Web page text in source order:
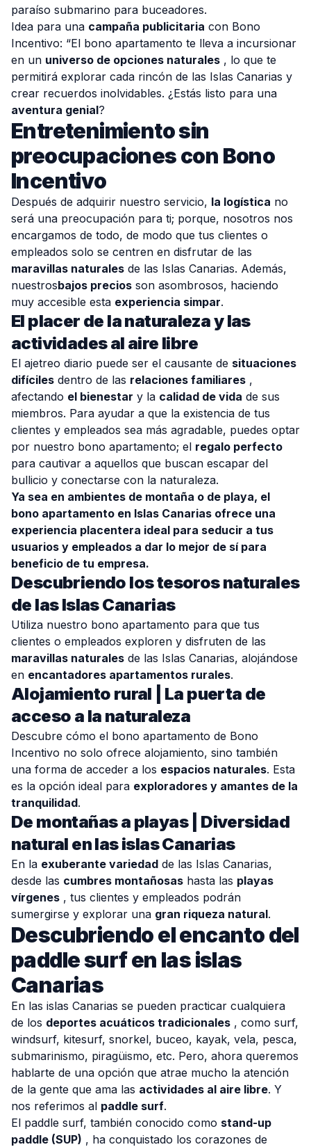
paraíso submarino para buceadores.
Idea para una campaña publicitaria con Bono
Incentivo: “El bono apartamento te lleva a incursionar
en un universo de opciones naturales , lo que te
permitirá explorar cada rincón de las Islas Canarias y
crear recuerdos inolvidables. ¿Estás listo para una
aventura genial?
Entretenimiento sin
preocupaciones con Bono
Incentivo
Después de adquirir nuestro servicio, la logística no
será una preocupación para ti; porque, nosotros nos
encargamos de todo, de modo que tus clientes o
empleados solo se centren en disfrutar de las
maravillas naturales de las Islas Canarias. Además,
nuestrosbajos precios son asombrosos, haciendo
muy accesible esta experiencia simpar.
El placer de la naturaleza y las
actividades al aire libre
El ajetreo diario puede ser el causante de situaciones
difíciles dentro de las relaciones familiares ,
afectando el bienestar y la calidad de vida de sus
miembros. Para ayudar a que la existencia de tus
clientes y empleados sea más agradable, puedes optar
por nuestro bono apartamento; el regalo perfecto
para cautivar a aquellos que buscan escapar del
bullicio y conectarse con la naturaleza.
Ya sea en ambientes de montaña o de playa, el
bono apartamento en Islas Canarias ofrece una
experiencia placentera ideal para seducir a tus
usuarios y empleados a dar lo mejor de sí para
beneficio de tu empresa.
Descubriendo los tesoros naturales
de las Islas Canarias
Utiliza nuestro bono apartamento para que tus
clientes o empleados exploren y disfruten de las
maravillas naturales de las Islas Canarias, alojándose
en encantadores apartamentos rurales.
Alojamiento rural | La puerta de
acceso a la naturaleza
Descubre cómo el bono apartamento de Bono
Incentivo no solo ofrece alojamiento, sino también
una forma de acceder a los espacios naturales. Esta
es la opción ideal para exploradores y amantes de la
tranquilidad.
De montañas a playas | Diversidad
natural en las islas Canarias
En la exuberante variedad de las Islas Canarias,
desde las cumbres montañosas hasta las playas
vírgenes , tus clientes y empleados podrán
sumergirse y explorar una gran riqueza natural.
Descubriendo el encanto del
paddle surf en las islas
Canarias
En las islas Canarias se pueden practicar cualquiera
de los deportes acuáticos tradicionales , como surf,
windsurf, kitesurf, snorkel, buceo, kayak, vela, pesca,
submarinismo, piragüismo, etc. Pero, ahora queremos
hablarte de una opción que atrae mucho la atención
de la gente que ama las actividades al aire libre. Y
nos referimos al paddle surf.
El paddle surf, también conocido como stand-up
paddle (SUP) , ha conquistado los corazones de